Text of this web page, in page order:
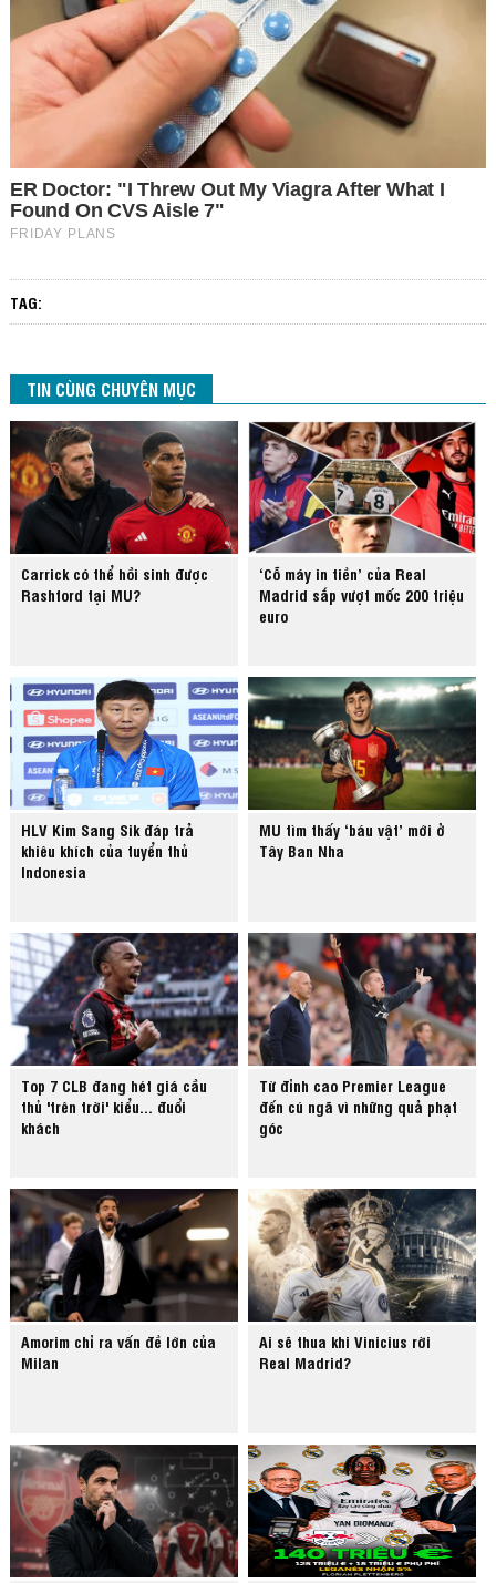
TAG:
TIN CÙNG CHUYÊN MỤC
Carrick có thể hồi sinh được
Rashford tại MU?
‘Cỗ máy in tiền’ của Real
Madrid sắp vượt mốc 200 triệu
euro
HLV Kim Sang Sik đáp trả
khiêu khích của tuyển thủ
Indonesia
MU tìm thấy ‘báu vật’ mới ở
Tây Ban Nha
Top 7 CLB đang hét giá cầu
thủ 'trên trời' kiểu... đuổi
khách
Từ đỉnh cao Premier League
đến cú ngã vì những quả phạt
góc
Amorim chỉ ra vấn đề lớn của
Milan
Ai sẽ thua khi Vinicius rời
Real Madrid?